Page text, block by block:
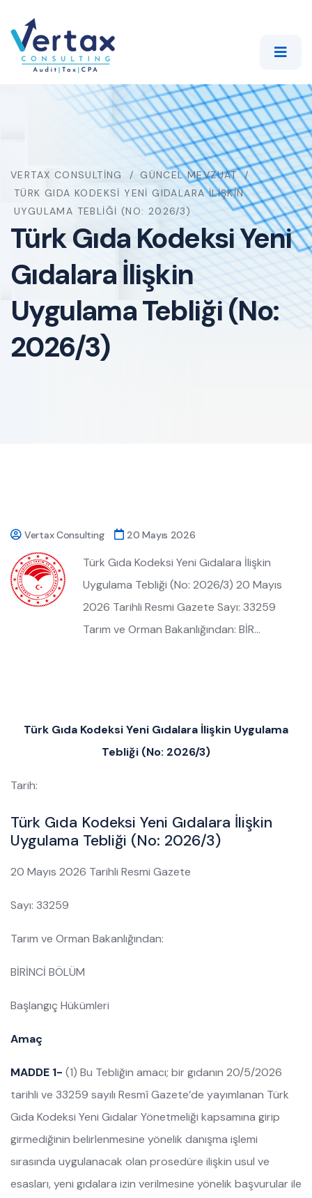
VERTAX CONSULTING
GÜNCEL MEVZUAT
TÜRK GIDA KODEKSI YENI GIDALARA İLIŞKIN
UYGULAMA TEBLIĞI (NO: 2026/3)
Türk Gıda Kodeksi Yeni
Gıdalara İlişkin
Uygulama Tebliği (No:
2026/3)
Vertax Consulting 20 Mayıs 2026
Türk Gıda Kodeksi Yeni Gıdalara İlişkin
Uygulama Tebliği (No: 2026/3) 20 Mayıs
2026 Tarihli Resmi Gazete Sayı: 33259
Tarım ve Orman Bakanlığından: BİR…
Türk Gıda Kodeksi Yeni Gıdalara İlişkin Uygulama
Tebliği (No: 2026/3)
Tarih:
Türk Gıda Kodeksi Yeni Gıdalara İlişkin
Uygulama Tebliği (No: 2026/3)
20 Mayıs 2026 Tarihli Resmi Gazete
Sayı: 33259
Tarım ve Orman Bakanlığından:
BİRİNCİ BÖLÜM
Başlangıç Hükümleri
Amaç
MADDE 1- (1) Bu Tebliğin amacı; bir gıdanın 20/5/2026
tarihli ve 33259 sayılı Resmî Gazete’de yayımlanan Türk
Gıda Kodeksi Yeni Gıdalar Yönetmeliği kapsamına girip
girmediğinin belirlenmesine yönelik danışma işlemi
sırasında uygulanacak olan prosedüre ilişkin usul ve
esasları, yeni gıdalara izin verilmesine yönelik başvurular ile